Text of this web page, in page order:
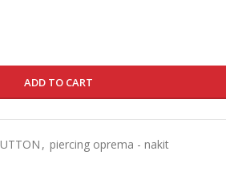
ADD TO CART
, piercing oprema - nakit